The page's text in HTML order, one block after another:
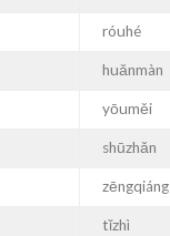
róuhé
huǎnmàn
yōuměi
shūzhǎn
zēngqiáng
tǐzhì